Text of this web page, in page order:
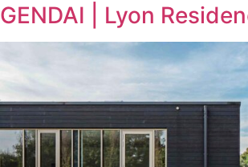
GENDAI | Lyon